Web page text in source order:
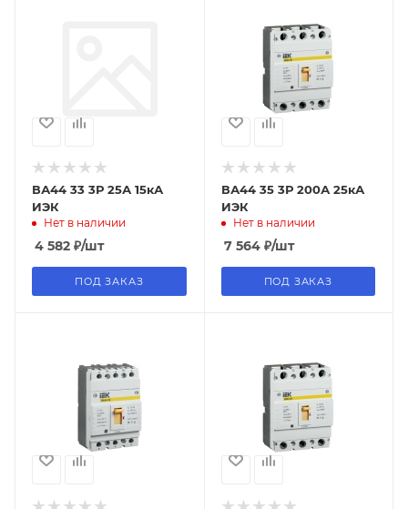
ВА44 33 3Р 25А 15кА
ИЭК
Нет в наличии
4 582 ₽/шт
ПОД ЗАКАЗ
ВА44 35 3Р 200А 25кА
ИЭК
Нет в наличии
7 564₽/шт
ПОД ЗАКАЗ